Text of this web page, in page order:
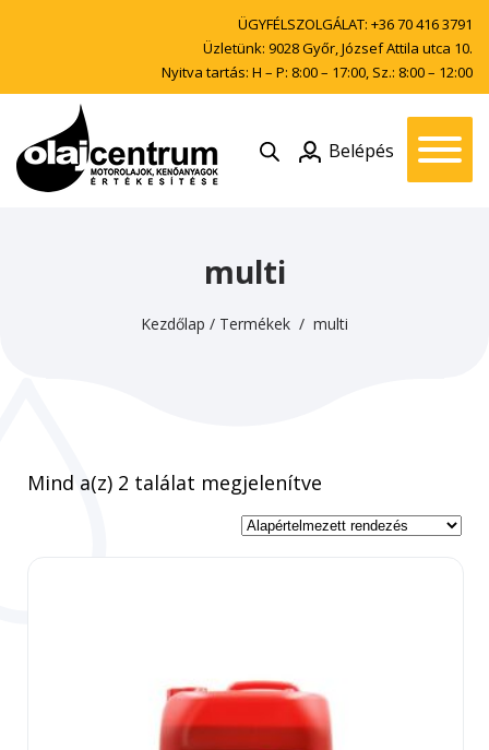
ÜGYFÉLSZOLGÁLAT: +36 70 416 3791
Üzletünk: 9028 Győr, József Attila utca 10.
Nyitva tartás: H – P: 8:00 – 17:00, Sz.: 8:00 – 12:00
Belépés
multi
Kezdőlap / Termékek / multi
Mind a(z) 2 találat megjelenítve